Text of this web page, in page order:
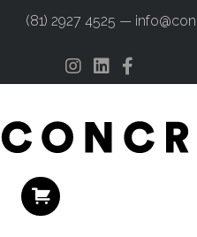
(81) 2927 4525 —
Instagram
LinkedinFacebook